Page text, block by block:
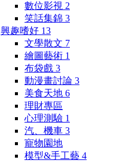
數位影視 2
笑話集錦 3
興趣嗜好 13
文學散文 7
繪圖藝術 1
布袋戲 3
動漫畫討論 3
美食天地 6
理財專區
心理測驗 1
汽、機車 3
寵物園地
模型&手工藝 4